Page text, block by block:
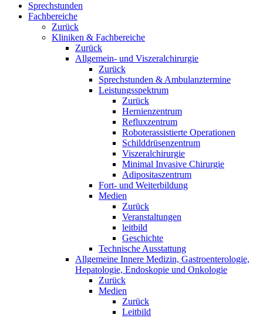
Sprechstunden
Fachbereiche
Zurück
Kliniken & Fachbereiche
Zurück
Allgemein- und Viszeralchirurgie
Zurück
Sprechstunden & Ambulanztermine
Leistungsspektrum
Zurück
Hernienzentrum
Refluxzentrum
Roboterassistierte Operationen
Schilddrüsenzentrum
Viszeralchirurgie
Minimal Invasive Chirurgie
Adipositaszentrum
Fort- und Weiterbildung
Medien
Zurück
Veranstaltungen
leitbild
Geschichte
Technische Ausstattung
Allgemeine Innere Medizin, Gastroenterologie,
Hepatologie, Endoskopie und Onkologie
Zurück
Medien
Zurück
Leitbild